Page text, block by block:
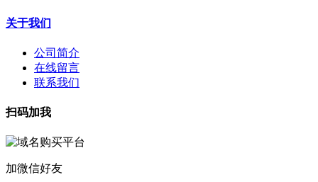
关于我们
公司简介
在线留言
联系我们
扫码加我
加微信好友